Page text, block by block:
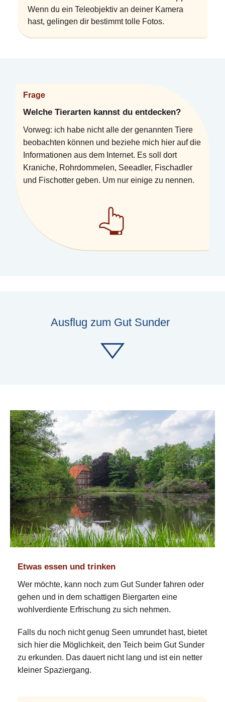
Wenn du ein Teleobjektiv an deiner Kamera
hast, gelingen dir bestimmt tolle Fotos.
Frage
Welche Tierarten kannst du entdecken?
Vorweg: ich habe nicht alle der genannten Tiere
beobachten können und beziehe mich hier auf die
Informationen aus dem Internet. Es soll dort
Kraniche, Rohrdommelen, Seeadler, Fischadler
und Fischotter geben. Um nur einige zu nennen.
Ausflug zum Gut Sunder
Etwas essen und trinken
Wer möchte, kann noch zum Gut Sunder fahren oder
gehen und in dem schattigen Biergarten eine
wohlverdiente Erfrischung zu sich nehmen.
Falls du noch nicht genug Seen umrundet hast, bietet
sich hier die Möglichkeit, den Teich beim Gut Sunder
zu erkunden. Das dauert nicht lang und ist ein netter
kleiner Spaziergang.